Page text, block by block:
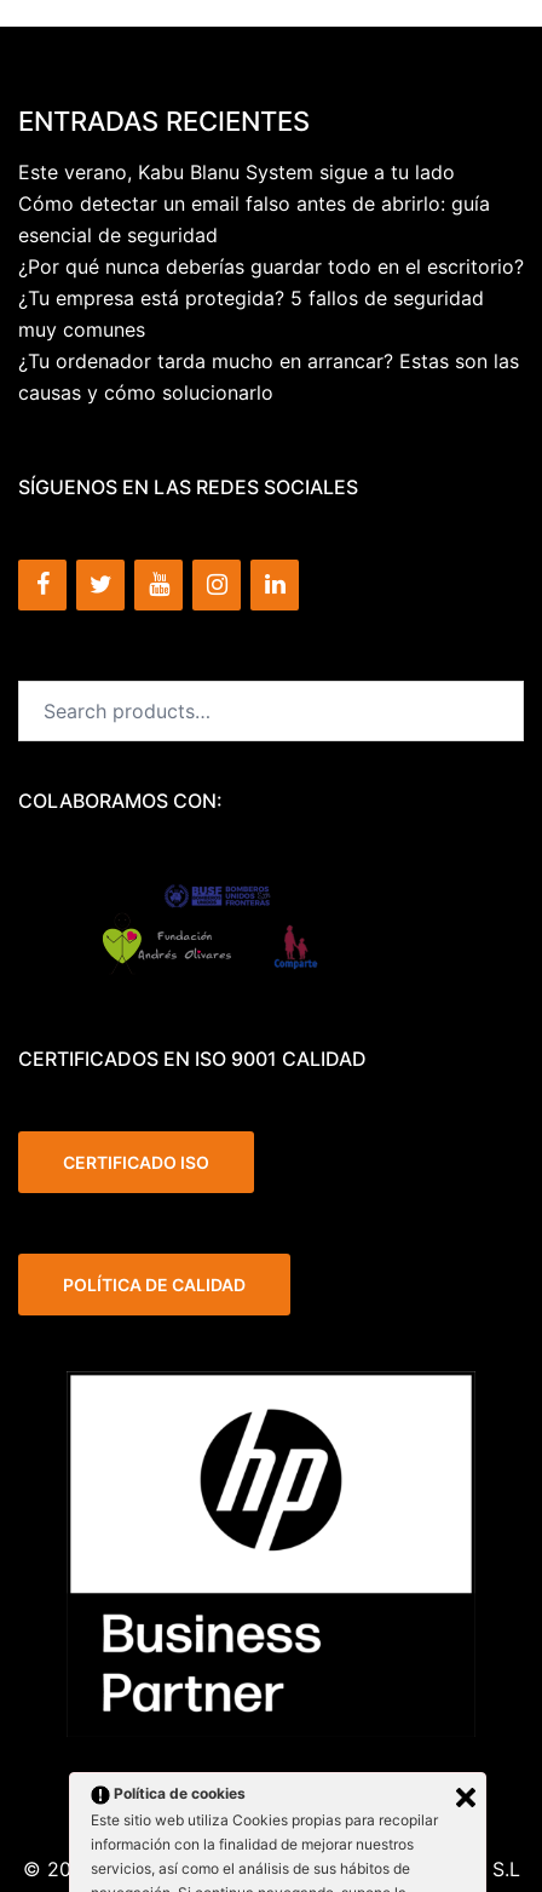
ENTRADAS RECIENTES
Este verano, Kabu Blanu System sigue a tu lado
Cómo detectar un email falso antes de abrirlo: guía
esencial de seguridad
¿Por qué nunca deberías guardar todo en el escritorio?
¿Tu empresa está protegida? 5 fallos de seguridad
muy comunes
¿Tu ordenador tarda mucho en arrancar? Estas son las
causas y cómo solucionarlo
SÍGUENOS EN LAS REDES SOCIALES
for:
COLABORAMOS CON:
CERTIFICADOS EN ISO 9001 CALIDAD
CERTIFICADO ISO
POLÍTICA DE CALIDAD
© 2026 Kabu Blanu System SL. KabuBlanu System S.L
Política de cookies
Este sitio web utiliza Cookies propias para recopilar
información con la finalidad de mejorar nuestros
servicios, así como el análisis de sus hábitos de